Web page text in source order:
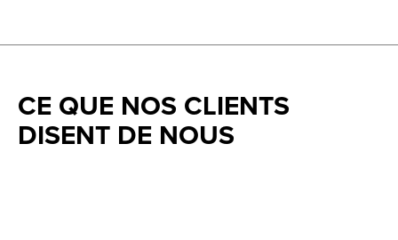
CE QUE NOS CLIENTS
DISENT DE NOUS